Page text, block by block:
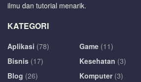
ilmu dan tutorial menarik.
KATEGORI
Aplikasi (78)
Bisnis (17)
Blog (26)
Game (11)
Kesehatan (3)
Komputer(3)